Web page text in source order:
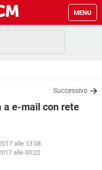
MENU
10
Successivo
a e-mail con rete
alle 13:08
alle 00:22